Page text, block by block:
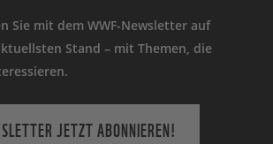
Sie mit dem WWF-Newsletter auf
Stand – mit Themen, die
JETZT ABONNIEREN!